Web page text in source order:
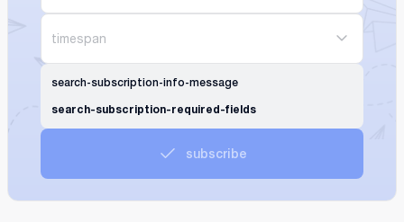
timespan
search-subscription-info-message
search-subscription-required-fields
subscribe